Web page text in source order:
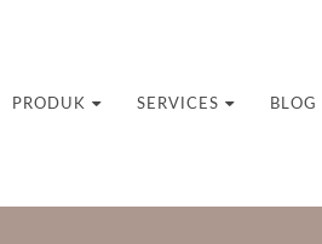
PRODUK SERVICES BLOG